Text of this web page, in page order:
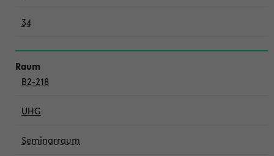
34
B2-218
UHG
Seminarraum